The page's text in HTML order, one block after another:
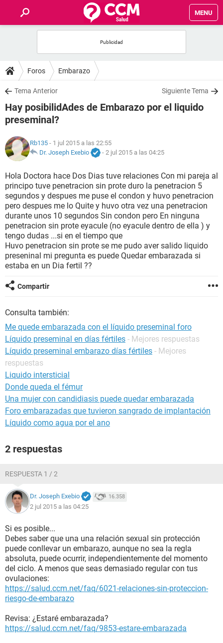
MENU
FOROS
SALUD
FAMILIA
NUTRICIÓN
SEXUALIDAD
GLOSARIO
Foros Embarazo
Tema Anterior Siguiente Tema
Hay posibilidAdes de Embarazo por el liquido
preseminal?
Rb135 - 1 jul 2015 a las 22:55
Dr. Joseph Exebio
- 2 jul 2015 a las 04:25
Hola Doctora hace Dos Dias tuve relaciones Con mi pareja al
principo tuve penetracion sin prote duro la penetracion 5
segundos y despues me puse el condon y huvo penetracion
pero despues me lo Quite y huvo otra vez una penetracion
durante unos 10 segundos Sin condon pero En ninguna
penetracion sin prote eyacule (no eyacule dentro de ella ) y
tengo dudas ...si en el tiempo que
Huvo penetracion sin prote se me pudo aver salido liquido
preseninal mi pregunta es puede Quedar embarazada si
estaba en un Dia fertil ??
Compartir
Consulta también:
Me quede embarazada con el líquido preseminal foro
Líquido preseminal en días fértiles - Mejores respuestas
Líquido preseminal embarazo días fértiles - Mejores
respuestas
Liquido intersticial
Donde queda el fémur
Una mujer con candidiasis puede quedar embarazada
Foro embarazadas que tuvieron sangrado de implantación
Líquido como agua por el ano
2 respuestas
RESPUESTA 1 / 2
Dr. Joseph Exebio 16.358
2 jul 2015 a las 04:25
Si es posible...
Debes saber que una una relación sexual sin protección
puede conllevar un embarazo, aunque no sea la regla
absoluta, puede ocurrir, independientemente del momento
del ciclo. A menos que seas demasiado regular con tus
ovulaciones:
https://salud.ccm.net/faq/6021-relaciones-sin-proteccion-
riesgo-de-embarazo
Revisa: ¿Estaré embarazada?
https://salud.ccm.net/faq/9853-estare-embarazada